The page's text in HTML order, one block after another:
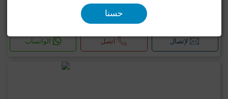
لإتصال اتصل الواتساب
حسنا